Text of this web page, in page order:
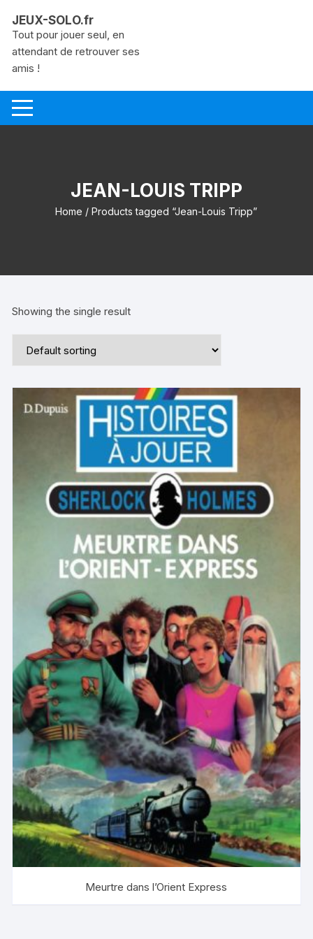
contenu
JEUX-SOLO.fr
Tout pour jouer seul, en
attendant de retrouver ses
amis !
JEAN-LOUIS TRIPP
Home / Products tagged “Jean-Louis Tripp”
Showing the single result
Meurtre dans l’Orient Express